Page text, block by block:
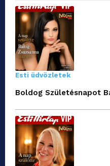
Esti üdvözletek
Boldog Születésnapot